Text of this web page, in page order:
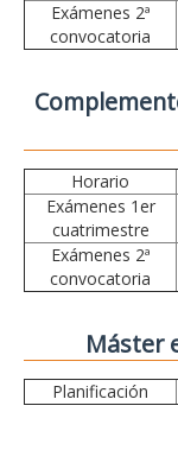
Exámenes 2ª
convocatoria
Horario
Exámenes 1er
cuatrimestre
Exámenes 2ª
convocatoria
Máster
Planificación